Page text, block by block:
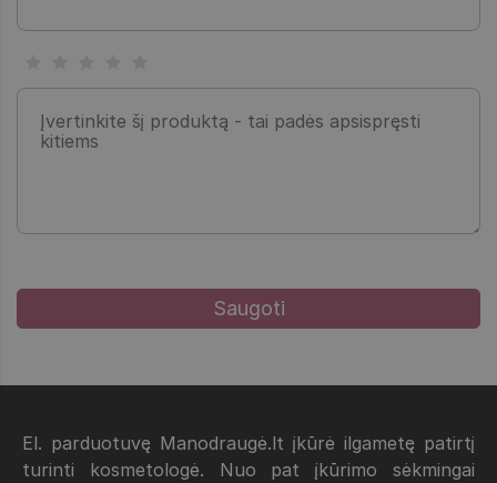
El. parduotuvę Manodraugė.lt įkūrė ilgametę patirtį
turinti kosmetologė. Nuo pat įkūrimo sėkmingai